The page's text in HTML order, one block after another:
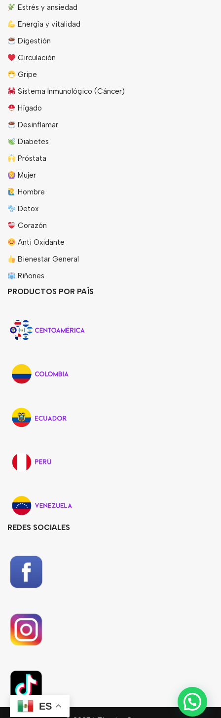
Estrés y ansiedad
Energîa y vitalidad
Digestión
Circulación
Gripe
Sistema Inmunológico (Cáncer)
Hígado
Desinflamar
Diabetes
Próstata
Mujer
Hombre
Detox
Corazón
Anti Oxidante
Bienestar General
Riñones
PRODUCTOS POR PAÍS
REDES SOCIALES
ES